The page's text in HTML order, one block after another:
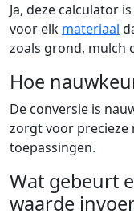
Ja, deze calculator
voor elk materiaal
zoals grond, mulch
Hoe
De conversie is
zorgt voor precieze
toepassingen.
Wat gebeurt
waarde